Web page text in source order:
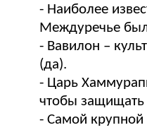
- Наиболее
Междуречье
- Вавилон –
(да).
- Царь
чтобы защищать
- Самой